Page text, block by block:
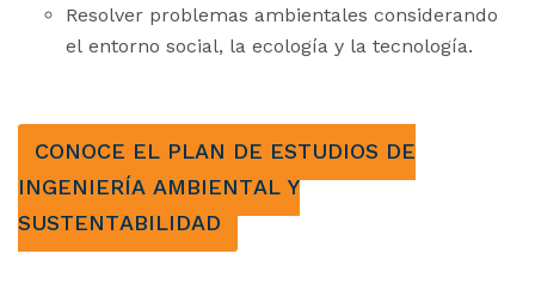
Resolver problemas ambientales considerando
el entorno social, la ecología y la tecnología.
CONOCE EL PLAN DE ESTUDIOS DE
INGENIERÍA AMBIENTAL Y
SUSTENTABILIDAD